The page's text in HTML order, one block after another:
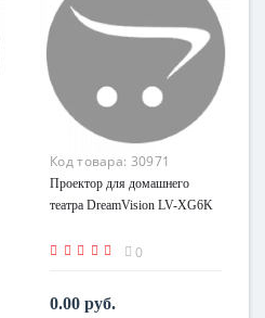
Код товара: 30971
Проектор для домашнего
театра DreamVision LV-XG6K
0
0.00 руб.